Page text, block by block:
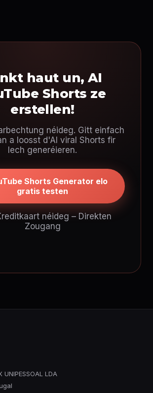
haut un, AI
Shorts ze
erstellen!
néideg. Gitt einfach
a loosst d'AI viral Shorts fir
Iech generéieren.
Shorts Generator elo
gratis testen
néideg – Direkten
Zougang
LDA